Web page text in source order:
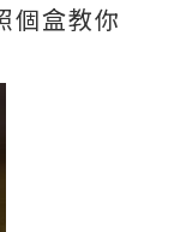
個盒教你